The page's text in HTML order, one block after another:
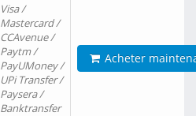
Visa /
Mastercard /
CCAvenue /
Paytm /
PayUMoney /
UPi Transfer /
Paysera /
Banktransfer
Acheter